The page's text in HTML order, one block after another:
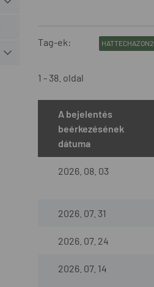
Tag-ek:
1 - 38. oldal
A bejelentés
beérkezésének
dátuma
2026. 08. 03
2026. 07. 31
2026. 07. 24
2026. 07. 14